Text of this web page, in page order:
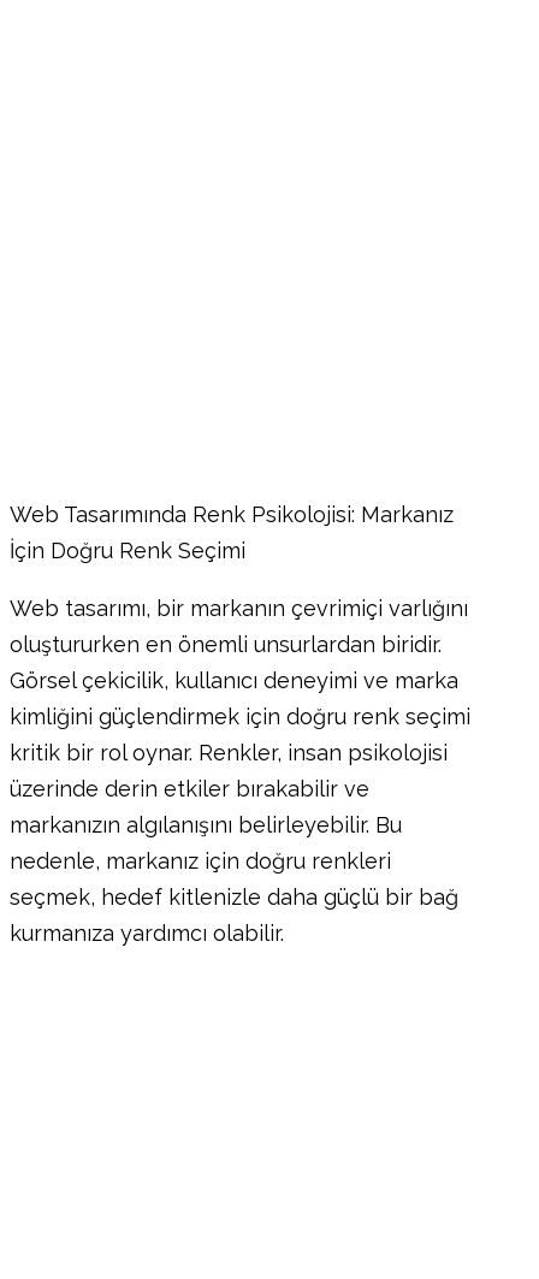
Web Tasarımında Renk Psikolojisi: Markanız
İçin Doğru Renk Seçimi
Web tasarımı, bir markanın çevrimiçi varlığını
oluştururken en önemli unsurlardan biridir.
Görsel çekicilik, kullanıcı deneyimi ve marka
kimliğini güçlendirmek için doğru renk seçimi
kritik bir rol oynar. Renkler, insan psikolojisi
üzerinde derin etkiler bırakabilir ve
markanızın algılanışını belirleyebilir. Bu
nedenle, markanız için doğru renkleri
seçmek, hedef kitlenizle daha güçlü bir bağ
kurmanıza yardımcı olabilir.